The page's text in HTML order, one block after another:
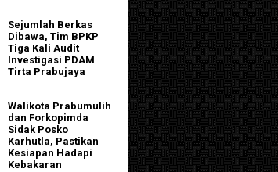
Sejumlah Berkas
Dibawa, Tim BPKP
Tiga Kali Audit
Investigasi PDAM
Tirta Prabujaya
Walikota Prabumulih
dan Forkopimda
Sidak Posko
Karhutla, Pastikan
Kesiapan Hadapi
Kebakaran